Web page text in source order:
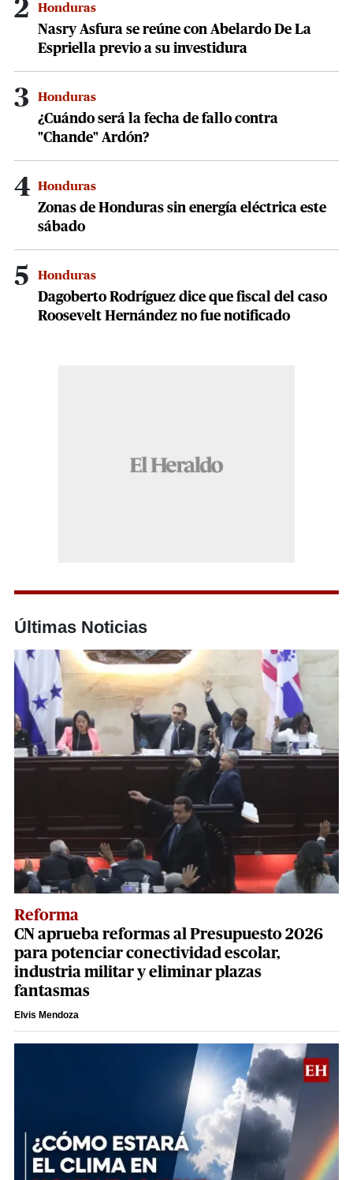
2 Honduras
Nasry Asfura se reúne con Abelardo De La
Espriella previo a su investidura
3 Honduras
¿Cuándo será la fecha de fallo contra
"Chande" Ardón?
4 Honduras
Zonas de Honduras sin energía eléctrica este
sábado
5 Honduras
Dagoberto Rodríguez dice que fiscal del caso
Roosevelt Hernández no fue notificado
Últimas Noticias
Reforma
CN aprueba reformas al Presupuesto 2026
para potenciar conectividad escolar,
industria militar y eliminar plazas
fantasmas
Elvis Mendoza